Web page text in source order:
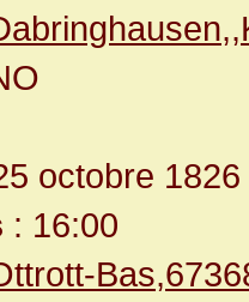
octobre 1826
: 16:00